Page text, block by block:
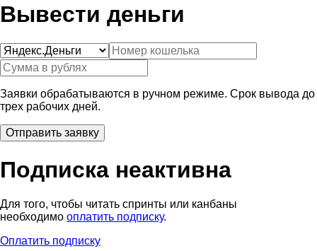
Вывести деньги
Заявки обрабатываются в ручном режиме. Срок вывода до
трех рабочих дней.
Подписка неактивна
Для того, чтобы читать спринты или канбаны
необходимо оплатить подписку.
Оплатить подписку